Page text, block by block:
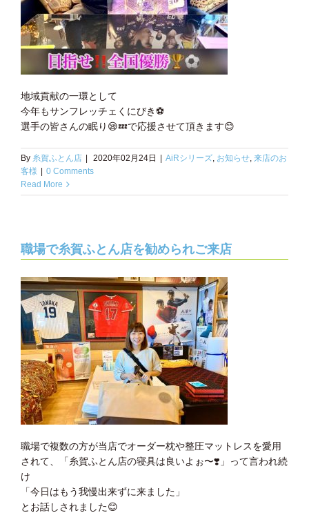
地域貢献の一環として
今年もサンフレッチェくにびき⚽️
選手の皆さんの眠り 😪💤で応援させて頂きます😊
By 糸賀ふとん店 2020年02月24日 AiRシリーズ, お知らせ, 来店のお
客様
0 Comments
Read More
職場で糸賀ふとん店を勧められご来店
職場で複数の方が当店でオーダー枕や整圧マットレスを愛用
されて、「糸賀ふとん店の寝具は良いよぉ〜❣️」って言われ続
け
「今日はもう我慢出来ずに来ました」
とお話しされました😊